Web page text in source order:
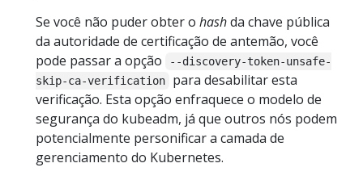
Se você não puder obter o hashda chave pública
da autoridade de certificação de antemão, você
pode passar a opção
--discovery-token-unsafe-
skip-ca-verification
para desabilitar esta
verificação. Esta opção enfraquece o modelo de
segurança do kubeadm, já que outros nós podem
potencialmente personificar a camada de
gerenciamento do Kubernetes.